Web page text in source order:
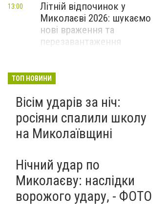
Літній відпочинок у
Миколаєві 2026: шукаємо
нові враження та
перезавантаження
13:00
Як миколаївцям пережити
прохолодний транспорт та
нові локації з
«туманчиками»
12:30
ТОП НОВИНИ
Вісім ударів за ніч:
росіяни спалили школу
на Миколаївщині
Нічний удар по
Миколаєву: наслідки
ворожого удару, - ФОТО